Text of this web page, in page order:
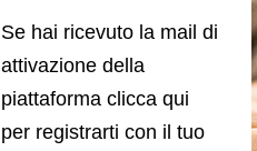
Se hai ricevuto la mail di
attivazione della
piattaforma clicca qui
per registrarti con il tuo